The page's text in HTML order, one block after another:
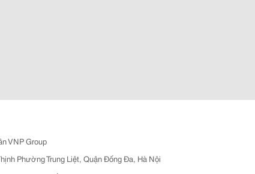
VNP Group
Phường Trung Liệt, Quận Đống Đa, Hà Nội